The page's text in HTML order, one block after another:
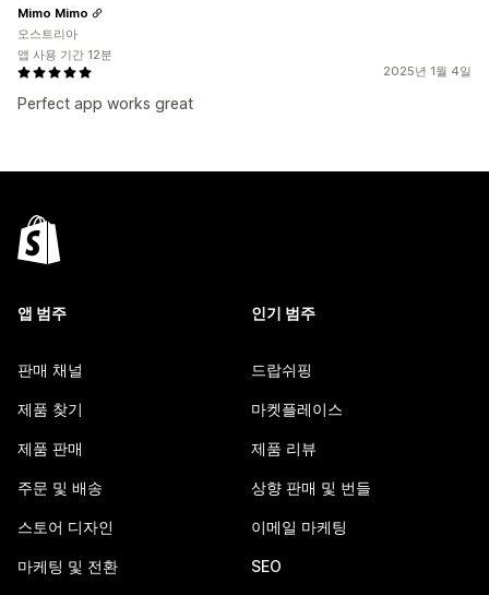
2025년 1월 4일
Perfect app works great
Mimo Mimo
오스트리아
앱 사용 기간 12분
앱 범주
판매 채널
제품 찾기
제품 판매
주문 및 배송
스토어 디자인
마케팅 및 전환
인기 범주
드랍쉬핑
마켓플레이스
제품 리뷰
상향 판매 및 번들
이메일 마케팅
SEO